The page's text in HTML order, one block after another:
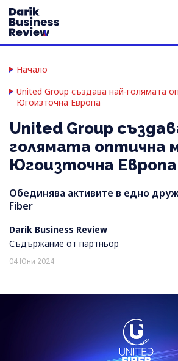
Начало
United Group създава най-голямата
Югоизточна Европа
United Group
голямата оптична
Югоизточна Европа
Обединява активите в едно
Fiber
Darik Business Review
Съдържание от партньор
04 Юни 2024